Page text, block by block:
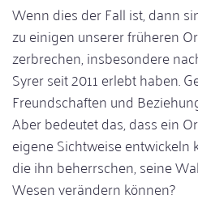
Wenn dies der Fall ist, dann
zu einigen unserer früheren
zerbrechen, insbesondere
Syrer seit 2011 erlebt haben.
Freundschaften und
Aber bedeutet das, dass ein
eigene Sichtweise entwickeln
die ihn beherrschen, seine
Wesen verändern können?